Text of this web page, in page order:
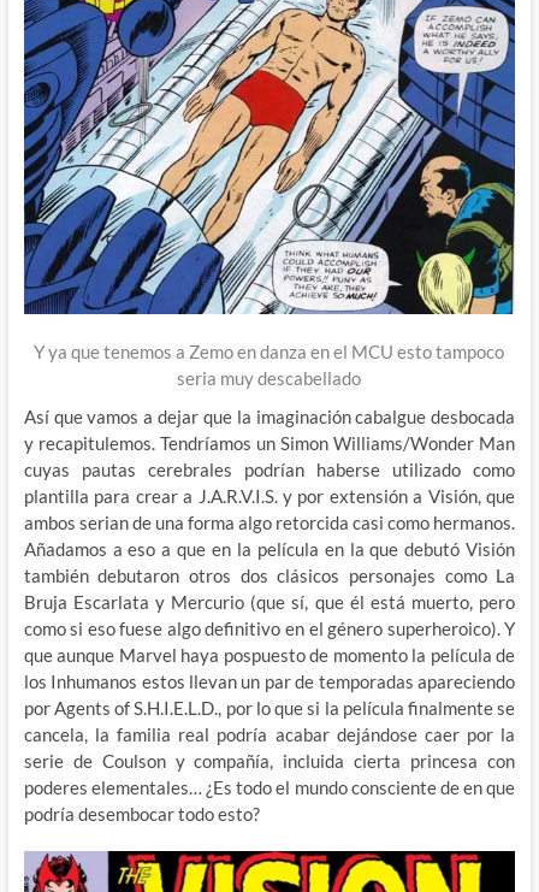
Y ya que tenemos a Zemo en danza en el MCU esto tampoco
seria muy descabellado
Así que vamos a dejar que la imaginación cabalgue desbocada
y recapitulemos. Tendríamos un Simon Williams/Wonder Man
cuyas pautas cerebrales podrían haberse utilizado como
plantilla para crear a J.A.R.V.I.S. y por extensión a Visión, que
ambos serian de una forma algo retorcida casi como hermanos.
Añadamos a eso a que en la película en la que debutó Visión
también debutaron otros dos clásicos personajes como La
Bruja Escarlata y Mercurio (que sí, que él está muerto, pero
como si eso fuese algo definitivo en el género superheroico). Y
que aunque Marvel haya pospuesto de momento la película de
los Inhumanos estos llevan un par de temporadas apareciendo
por Agents of S.H.I.E.L.D., por lo que si la película finalmente se
cancela, la familia real podría acabar dejándose caer por la
serie de Coulson y compañía, incluida cierta princesa con
poderes elementales… ¿Es todo el mundo consciente de en que
podría desembocar todo esto?